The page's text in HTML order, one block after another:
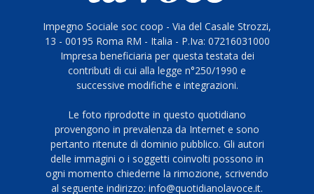
Impegno Sociale soc coop - Via del Casale Strozzi,
13 - 00195 Roma RM - Italia - P.Iva: 07216031000
Impresa beneficiaria per questa testata dei
contributi di cui alla legge n°250/1990 e
successive modifiche e integrazioni.
Le foto riprodotte in questo quotidiano
provengono in prevalenza da Internet e sono
pertanto ritenute di dominio pubblico. Gli autori
delle immagini o i soggetti coinvolti possono in
ogni momento chiederne la rimozione, scrivendo
al seguente indirizzo: info@quotidianolavoce.it.